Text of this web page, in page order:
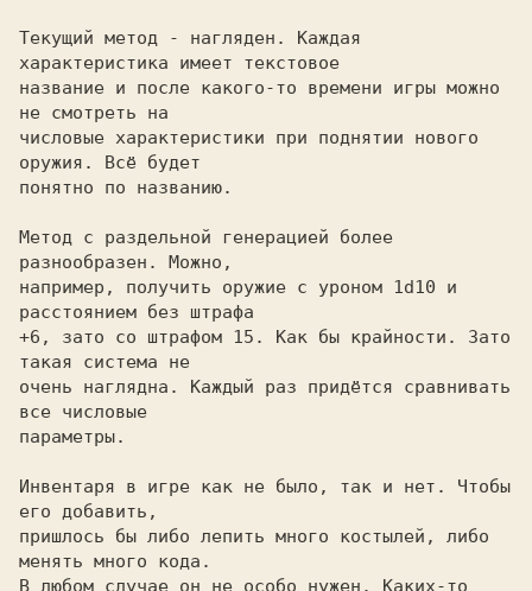
Текущий метод - нагляден. Каждая
характеристика имеет текстовое
название и после какого-то времени игры можно
не смотреть на
числовые характеристики при поднятии нового
оружия. Всё будет
понятно по названию.
Метод с раздельной генерацией более
разнообразен. Можно,
например, получить оружие с уроном 1d10 и
расстоянием без штрафа
+6, зато со штрафом 15. Как бы крайности. Зато
такая система не
очень наглядна. Каждый раз придётся сравнивать
все числовые
параметры.
Инвентаря в игре как не было, так и нет. Чтобы
его добавить,
пришлось бы либо лепить много костылей, либо
менять много кода.
В любом случае он не особо нужен. Каких-то